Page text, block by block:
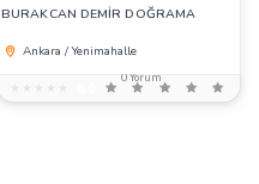
BURAKCAN DEMİR DOĞRAMA
Ankara / Yenimahalle
★★★★★
★★★★★
0 Yorum